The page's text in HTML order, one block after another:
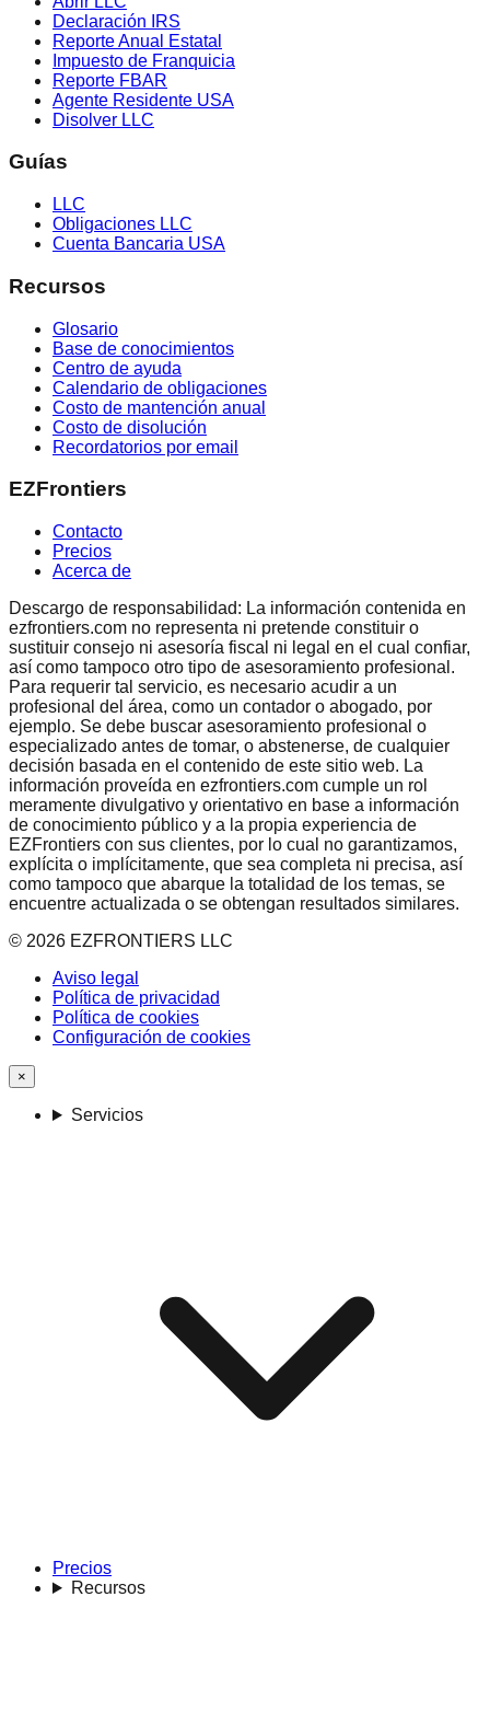
Declaración IRS
Reporte Anual Estatal
Impuesto de Franquicia
Reporte FBAR
Agente Residente USA
Disolver LLC
Guías
LLC
Obligaciones LLC
Cuenta Bancaria USA
Recursos
Glosario
Base de conocimientos
Centro de ayuda
Calendario de obligaciones
Costo de mantención anual
Costo de disolución
Recordatorios por email
EZFrontiers
Contacto
Precios
Acerca de
Descargo de responsabilidad: La información contenida en
ezfrontiers.com no representa ni pretende constituir o
sustituir consejo ni asesoría fiscal ni legal en el cual confiar,
así como tampoco otro tipo de asesoramiento profesional.
Para requerir tal servicio, es necesario acudir a un
profesional del área, como un contador o abogado, por
ejemplo. Se debe buscar asesoramiento profesional o
especializado antes de tomar, o abstenerse, de cualquier
decisión basada en el contenido de este sitio web. La
información proveída en ezfrontiers.com cumple un rol
meramente divulgativo y orientativo en base a información
de conocimiento público y a la propia experiencia de
EZFrontiers con sus clientes, por lo cual no garantizamos,
explícita o implícitamente, que sea completa ni precisa, así
como tampoco que abarque la totalidad de los temas, se
encuentre actualizada o se obtengan resultados similares.
© 2026 EZFRONTIERS LLC
Aviso legal
Política de privacidad
Política de cookies
Configuración de cookies
×
Servicios
Precios
Recursos